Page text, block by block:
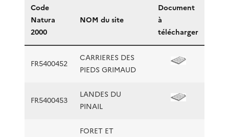
Code
Natura
2000
NOM du site
Document
à
télécharger
FR5400452
CARRIERES DES
PIEDS GRIMAUD
FR5400453
LANDES DU
PINAIL
FORET ET